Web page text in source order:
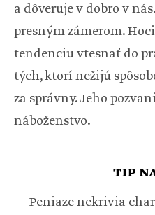
a dôveruje v dobro v
presným zámerom.
tendenciu vtesnať do
tých, ktorí nežijú
za správny. Jeho
náboženstvo.
TIP
Peniaze nekrivia